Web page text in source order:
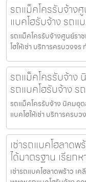
รถแม็คโครรับจ้าง
แบคโฮรับจ้าง รถแ
รถแม็คโครรับจ้างศูนย์รา
โฮให้เช่า บริการครบวงจ
รถแม็คโครรับจ้าง
รถแบคโฮรับจ้าง ร
รถแม็คโครรับจ้าง นิคมอุ
แบคโฮให้เช่า บริการครบ
เช่ารถแบคโฮลาด
ได้มาตรฐาน เรียก
เช่ารถแบคโฮลาดพร้าว เ